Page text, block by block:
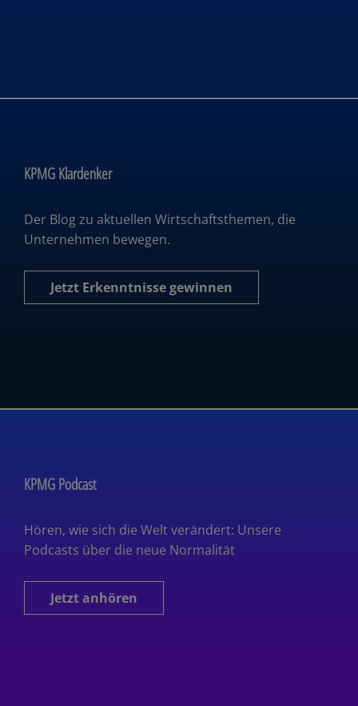
KPMG Klardenker
Der Blog zu aktuellen Wirtschaftsthemen, die
Unternehmen bewegen.
Jetzt Erkenntnisse gewinnen
KPMG Podcast
Hören, wie sich die Welt verändert: Unsere
Podcasts über die neue Normalität
Jetzt anhören